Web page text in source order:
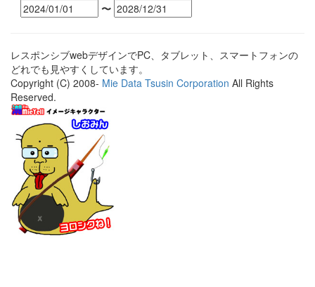
〜
レスポンシブwebデザインでPC、タブレット、スマートフォンの
どれでも見やすくしています。
Copyright (C) 2008- Mie Data Tsusin Corporation All Rights
Reserved.